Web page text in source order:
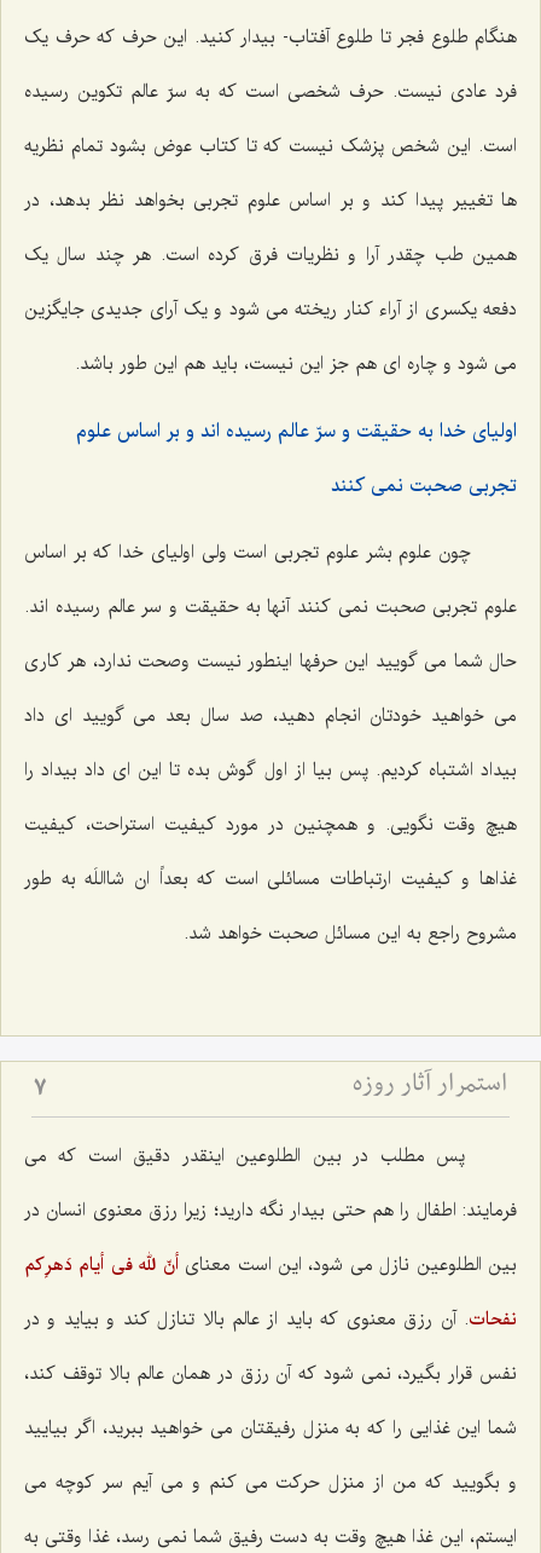
هنگام طلوع فجر تا طلوع آفتاب- بیدار کنید. این حرف که حرف یک
فرد عادی نیست. حرف شخصی است که به سرّ عالم تکوین رسیده
است. این شخص پزشک نیست که تا کتاب عوض بشود تمام نظریه
ها تغییر پیدا کند و بر اساس علوم تجربی بخواهد نظر بدهد، در
همین طب چقدر آرا و نظریات فرق کرده است. هر چند سال یک
دفعه یکسری از آراء کنار ریخته می شود و یک آرای جدیدی جایگزین
می شود و چاره ای هم جز این نیست، باید هم این طور باشد.
اولیای خدا به حقیقت و سرّ عالم رسیده اند و بر اساس علوم
تجربی صحبت نمی کنند
چون علوم بشر علوم تجربی است ولی اولیای خدا که بر اساس
علوم تجربی صحبت نمی کنند آنها به حقیقت و سر عالم رسیده اند.
حال شما می گویید این حرفها اینطور نیست وصحت ندارد، هر کاری
می خواهید خودتان انجام دهید، صد سال بعد می گویید ای داد
بیداد اشتباه کردیم. پس بیا از اول گوش بده تا این ای داد بیداد را
هیچ وقت نگویی. و همچنین در مورد کیفیت استراحت، کیفیت
غذاها و کیفیت ارتباطات مسائلی است که بعداً ان شااللَه به طور
مشروح راجع به این مسائل صحبت خواهد شد.
استمرار آثار روزه 7
پس مطلب در بین الطلوعین اینقدر دقیق است که می
فرمایند: اطفال را هم حتی بیدار نگه دارید؛ زیرا رزق معنوی انسان در
بین الطلوعین نازل می شود، این است معنایأنّ لله فی أیام دَهرِکم
نفحات. آن رزق معنوی که باید از عالم بالا تنازل کند و بیاید و در
نفس قرار بگیرد، نمی شود که آن رزق در همان عالم بالا توقف کند،
شما این غذایی را که به منزل رفیقتان می خواهید ببرید، اگر بیایید
و بگویید که من از منزل حرکت می کنم و می آیم سر کوچه می
ایستم، این غذا هیچ وقت به دست رفیق شما نمی رسد، غذا وقتی به